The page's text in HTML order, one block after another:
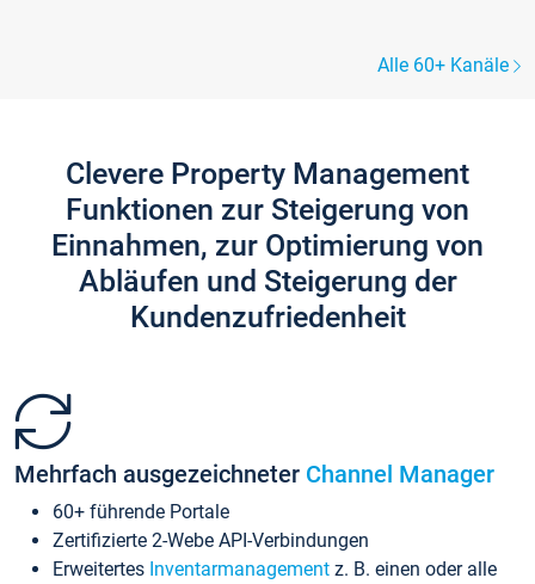
Alle 60+ Kanäle
Clevere Property Management
Funktionen zur Steigerung von
Einnahmen, zur Optimierung von
Abläufen und Steigerung der
Kundenzufriedenheit
Mehrfach ausgezeichneter Channel Manager
60+ führende Portale
Zertifizierte 2-Webe API-Verbindungen
Erweitertes Inventarmanagement z. B. einen oder alle